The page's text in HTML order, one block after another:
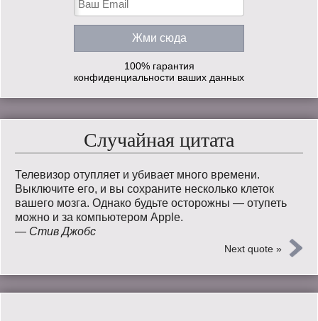
100% гарантия
конфиденциальности ваших данных
Случайная цитата
Телевизор отупляет и убивает много времени.
Выключите его, и вы сохраните несколько клеток
вашего мозга. Однако будьте осторожны — отупеть
можно и за компьютером Apple.
— Стив Джобс
Next quote »